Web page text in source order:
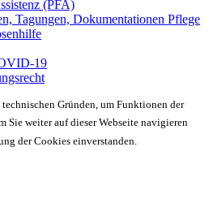
(PFA)
Tagungen, Dokumentationen Pflege
19
Gründen, um Funktionen der
Sie weiter auf dieser Webseite navigieren
der Cookies einverstanden.